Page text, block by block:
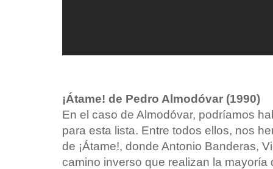
¡Átame! de Pedro Almodóvar (1990)
En el caso de Almodóvar, podríamos
para esta lista. Entre todos ellos, nos
de ¡Átame!, donde Antonio Banderas,
camino inverso que realizan la